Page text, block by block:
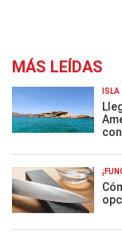
MÁS LEÍDAS
ISLA